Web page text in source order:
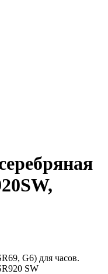
G6) для часов.
SW